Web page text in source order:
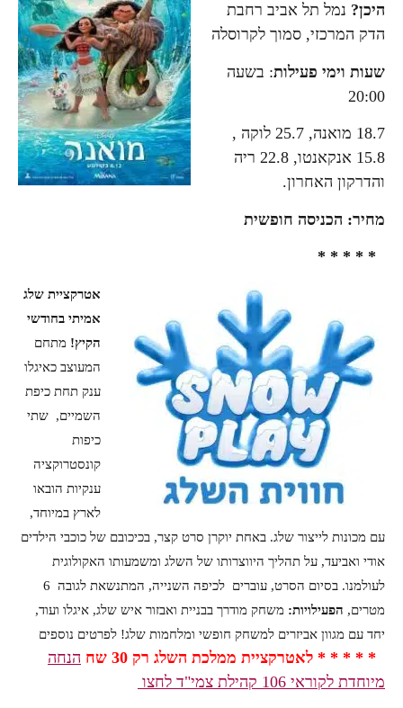
היכן? נמל תל אביב רחבת
הדק המרכזי, סמוך לקרוסלה
שעות וימי פעילות: בשעה
20:00
18.7 מואנה, 25.7 לוקה ,
15.8 אנקאנטו, 22.8 ריה
והדרקון האחרון.
מחיר: הכניסה חופשית
* * * * *
אטרקציית שלג
אמיתי בחודשי
הקיץ! מתחם
המעוצב כאיגלו
ענק תחת כיפת
השמיים, שתי
כיפות
קונסטרוקציה
ענקיות הובאו
לארץ במיוחד,
עם מכונות לייצור שלג. באחת יוקרן סרט קצר, בכיכובם של כוכבי הילדים
אודי ואביעד, על תהליך היווצרותו של השלג ומשמעותו האקולוגית
לעולמנו. בסיום הסרט, עוברים לכיפה השנייה, המתנשאת לגובה 6
מטרים, הפעילויות: משחק מודרך בבניית ואבזור איש שלג, איגלו ועוד,
יחד עם מגוון אביזרים למשחק חופשי ומלחמות שלג! לפרטים נוספים
* * * * * לאטרקציית ממלכת השלג רק 30 שח
הנחה
מיוחדת לקוראי 106 קהילת צמי"ד לחצו